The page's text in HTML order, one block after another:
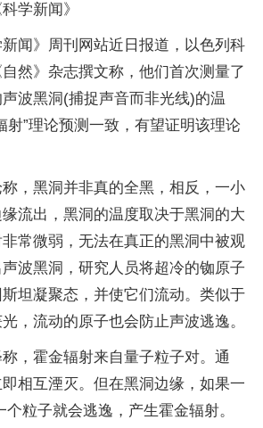
学新闻》
闻》周刊网站近日报道，以色列科
然》杂志撰文称，他们首次测量了
波黑洞(捕捉声音而非光线)的温
射”理论预测一致，有望证明该理论
，黑洞并非真的全黑，相反，一小
流出，黑洞的温度取决于黑洞的大
常微弱，无法在真正的黑洞中被观
波黑洞，研究人员将超冷的铷原子
坦凝聚态，并使它们流动。类似于
，流动的原子也会防止声波逃逸。
，霍金辐射来自量子粒子对。通
相互湮灭。但在黑洞边缘，如果一
粒子就会逃逸，产生霍金辐射。